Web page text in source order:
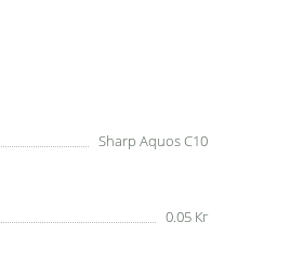
Sharp Aquos C10
0.05 Кг